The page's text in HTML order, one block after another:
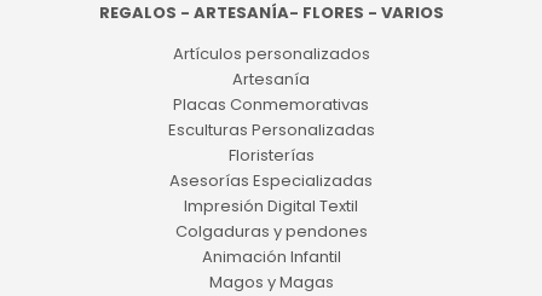
REGALOS - ARTESANÍA- FLORES - VARIOS
Artículos personalizados
Artesanía
Placas Conmemorativas
Esculturas Personalizadas
Floristerías
Asesorías Especializadas
Impresión Digital Textil
Colgaduras y pendones
Animación Infantil
Magos y Magas